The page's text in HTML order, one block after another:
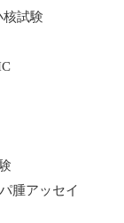
核試験
腫アッセイ